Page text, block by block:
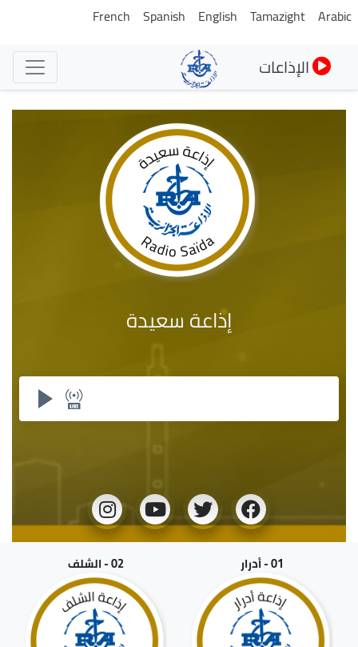
تجاوز
Arabic
Tamazight
English
Spanish
French
الإذاعات
إذاعة سعيدة
01 - أدرار 02 - الشلف